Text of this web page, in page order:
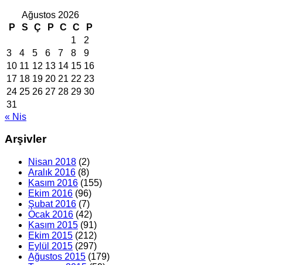
Ağustos 2026
P
S Ç P C C
P
1
2
3
4 5 6 7 8
9
10 11 12 13 14 15 16
17 18 19 20 21 22 23
24 25 26 27 28 29 30
31
« Nis
Arşivler
Nisan 2018 (2)
Aralık 2016 (8)
Kasım 2016 (155)
Ekim 2016 (96)
Şubat 2016 (7)
Ocak 2016 (42)
Kasım 2015 (91)
Ekim 2015 (212)
Eylül 2015 (297)
Ağustos 2015 (179)